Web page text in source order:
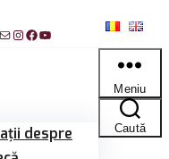
MailInstagram
Facebook
YouTube
despre
Meniu
Caută